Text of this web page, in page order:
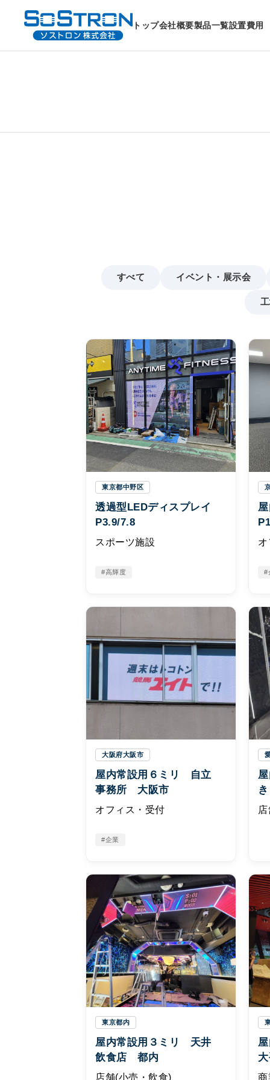
トップ会社概要製品一覧設置費用
すべて イベント・展示会
東京都中野区
透過型LEDディスプレイ
P3.9/7.8
スポーツ施設
#高輝度 #
大阪府大阪市
屋内常設用６ミリ 自立
事務所 大阪市
オフィス・受付
#企業
東京都内
屋内常設用３ミリ 天井
飲食店 都内
店舗(小売・飲食) 商